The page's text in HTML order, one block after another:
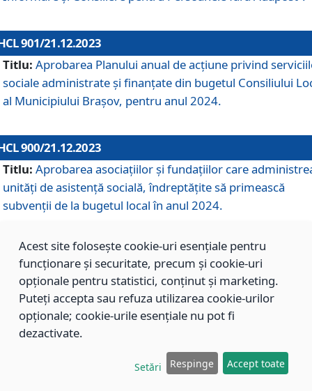
901/21.12.2023
Titlu: Aprobarea Planului anual de acțiune privind
sociale administrate și finanțate din bugetul Consiliului
al Municipiului Brașov, pentru anul 2024.
900/21.12.2023
Titlu: Aprobarea asociațiilor şi fundațiilor care
unități de asistenţă socială, îndreptăţite să primească
subvenţii de la bugetul local în anul 2024.
899/21.12.2023
Aprobarea standardelor de cost pentru serviciile
sociale furnizate în cadrul Direcției de Asistență Socială
Brașov, pentru anul 2024.
Modificarea Anexei la H.C.L. nr. 91 din 09.02.2018,
Acest site folosește cookie-uri esențiale pentru
funcționare și securitate, precum și cookie-uri
opționale pentru statistici, conținut și marketing.
Puteți accepta sau refuza utilizarea cookie-urilor
opționale; cookie-urile esențiale nu pot fi
dezactivate.
Setări Respinge Accept toate